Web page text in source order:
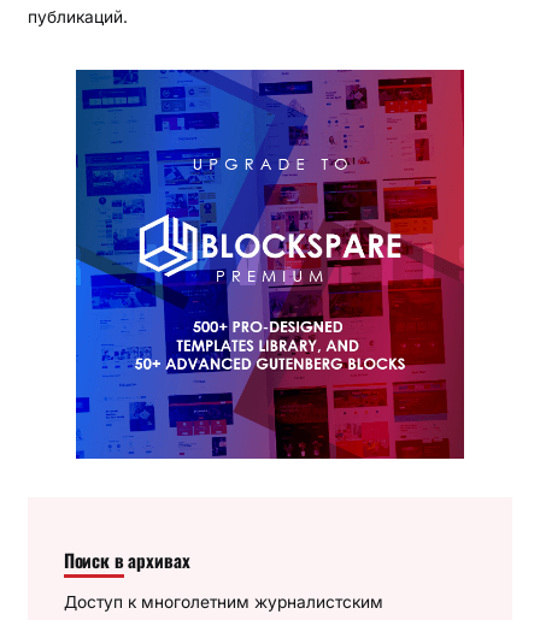
публикаций.
Поиск в архивах
Доступ к многолетним журналистским